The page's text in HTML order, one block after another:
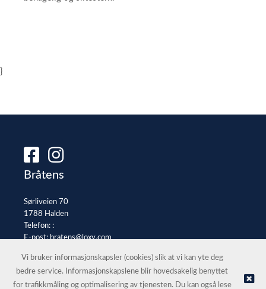
}
Bråtens
Sørliveien 70
1788 Halden
Telefon: :
E-post:bratens@loxy.com
Vi bruker informasjonskapsler (cookies) slik at vi kan yte deg
bedre service. Informasjonskapslene blir hovedsakelig benyttet
for trafikkmåling og optimalisering av tjenesten. Du kan også lese